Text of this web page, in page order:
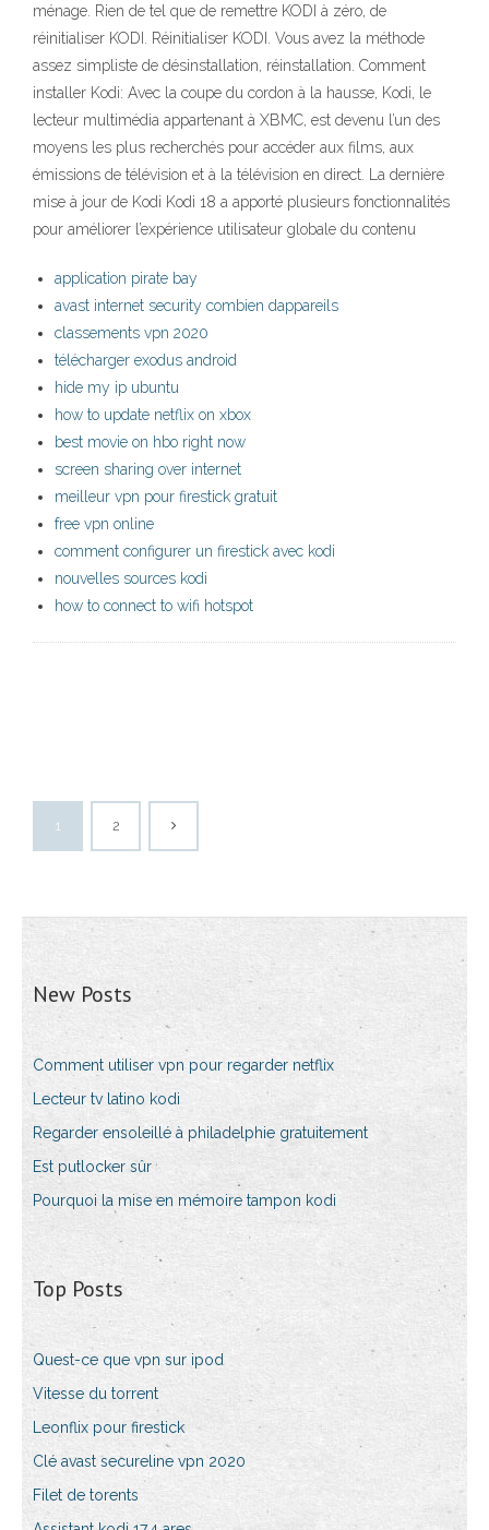
ménage. Rien de tel que de remettre KODI à zéro, de
réinitialiser KODI. Réinitialiser KODI. Vous avez la méthode
assez simpliste de désinstallation, réinstallation. Comment
installer Kodi: Avec la coupe du cordon à la hausse, Kodi, le
lecteur multimédia appartenant à XBMC, est devenu l’un des
moyens les plus recherchés pour accéder aux films, aux
émissions de télévision et à la télévision en direct. La dernière
mise à jour de Kodi Kodi 18 a apporté plusieurs fonctionnalités
pour améliorer l’expérience utilisateur globale du contenu
application pirate bay
avast internet security combien dappareils
classements vpn 2020
télécharger exodus android
hide my ip ubuntu
how to update netflix on xbox
best movie on hbo right now
screen sharing over internet
meilleur vpn pour firestick gratuit
free vpn online
comment configurer un firestick avec kodi
nouvelles sources kodi
how to connect to wifi hotspot
1 2
New Posts
Comment utiliser vpn pour regarder netflix
Lecteur tv latino kodi
Regarder ensoleillé à philadelphie gratuitement
Est putlocker sûr
Pourquoi la mise en mémoire tampon kodi
Top Posts
Quest-ce que vpn sur ipod
Vitesse du torrent
Leonflix pour firestick
Clé avast secureline vpn 2020
Filet de torents